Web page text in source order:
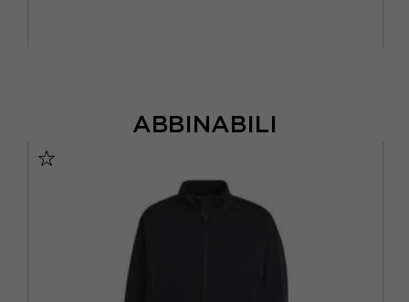
ABBINABILI